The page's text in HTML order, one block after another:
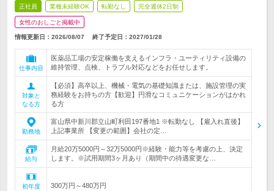
正社員 業種未経験OK 転勤なし 完全週休2日制
女性のおしごと掲載中
情報更新日：2026/08/07 終了予定日： 2027/01/28
仕事内容
医薬品工場の安定稼働を支えるインフラ・ユーティリティ設備の
維持管理、点検、トラブル対応などをお任せします。
対象と
なる方
【必須】高卒以上、機械・電気の基礎知識または、施設管理の実
務経験をお持ちの方【歓迎】円滑なコミュニケーションがはかれ
る方
勤務地
富山県中新川郡立山町利田197番地1 ※転勤なし 【雇入れ直後】
上記事業所 【変更の範囲】会社の定…
給与
月給20万5000円～32万5000円※経験・能力等を考慮の上、決定
します。※試用期間3ヶ月あり（期間中の待遇変更な…
初年度
300万円～480万円